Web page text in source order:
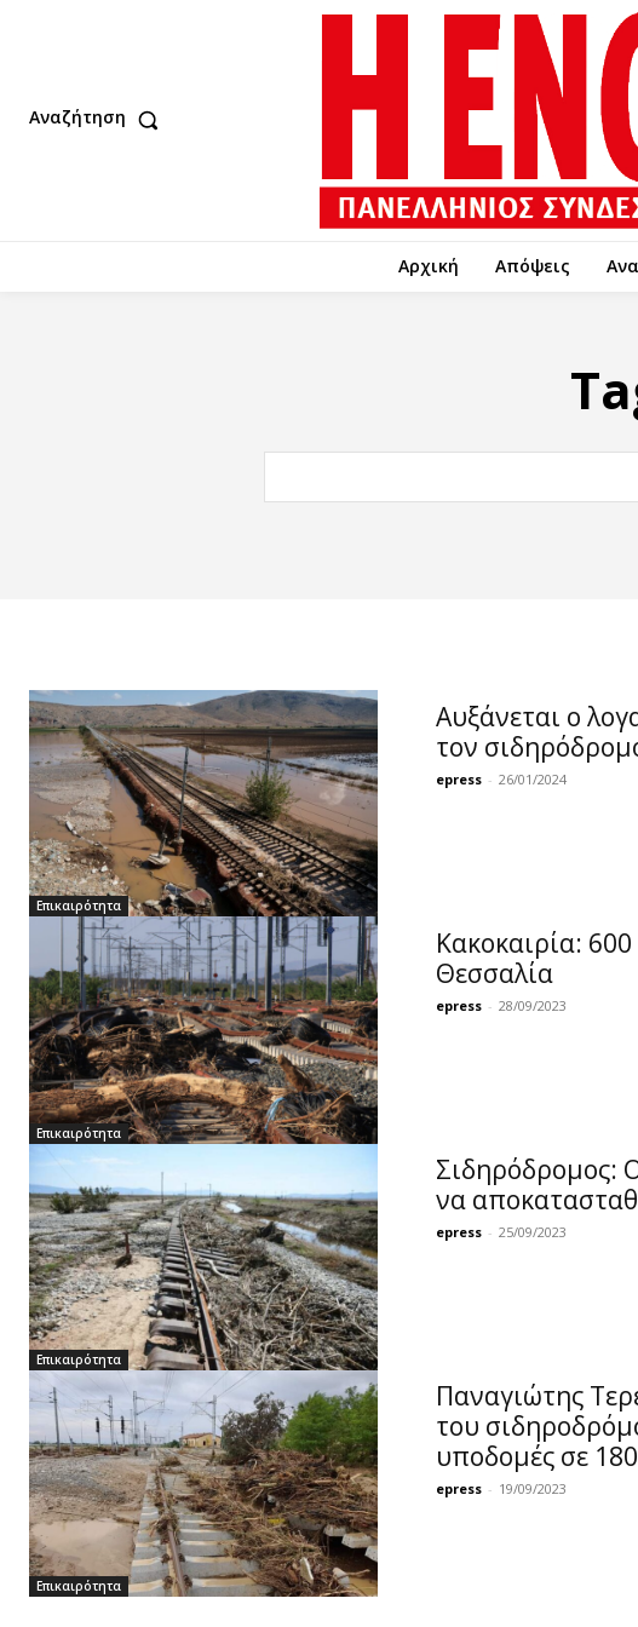
Αναζήτηση
Αρχική Απόψεις
Επικαιρότητα
Αυξάνεται ο
τον
epress - 26/01/2024
Επικαιρότητα
Κακοκαιρία:
Θεσσαλία
epress - 28/09/2023
Επικαιρότητα
Σιδηρόδρομος:
να
epress - 25/09/2023
Επικαιρότητα
Παναγιώτης
του
υποδομές σε
epress - 19/09/2023